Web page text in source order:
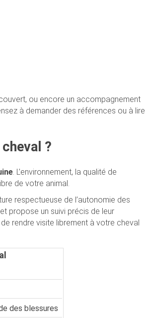
ou encore un accompagnement
à demander des références ou à lire
?
. L’environnement, la qualité de
de votre animal.
respectueuse de l’autonomie des
propose un suivi précis de leur
rendre visite librement à votre cheval
des blessures